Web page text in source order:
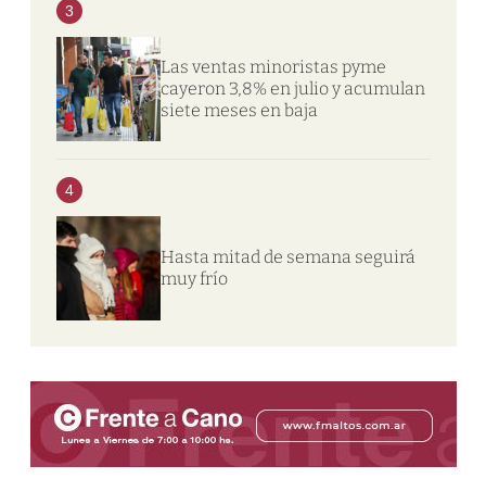
3
Las ventas minoristas pyme
cayeron 3,8% en julio y acumulan
siete meses en baja
4
Hasta mitad de semana seguirá
muy frío